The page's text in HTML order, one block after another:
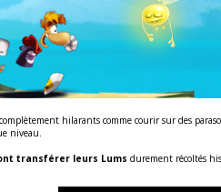
hilarants comme courir sur des
niveau.
transférer leurs Lums durement récoltés